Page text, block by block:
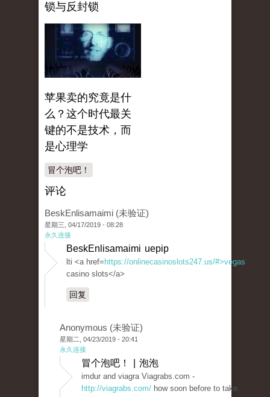
锁与反封锁
苹果卖的究竟是什
么？这个时代最关
键的不是技术，而
是心理学
冒个泡吧！
评论
BeskEnlisamaimi (未验证)
星期三, 04/17/2019 - 08:28
永久连接
BeskEnlisamaimi uepip
lti <a href= https://onlinecasinoslots247.us/#>vegas
casino slots</a>
回复
Anonymous (未验证)
星期二, 04/23/2019 - 20:41
永久连接
冒个泡吧！ | 泡泡
imdur and viagra Viagrabs.com -
http://viagrabs.com/ how soon before to take